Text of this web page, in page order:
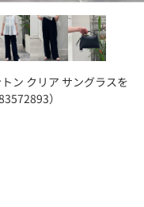
ン クリア サングラスを
）